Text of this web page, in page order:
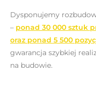
Dysponujemy
– ponad 30 000 sztuk
oraz ponad 5 500
gwarancja szybkiej
na budowie.